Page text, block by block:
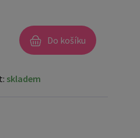
Do košíku
skladem